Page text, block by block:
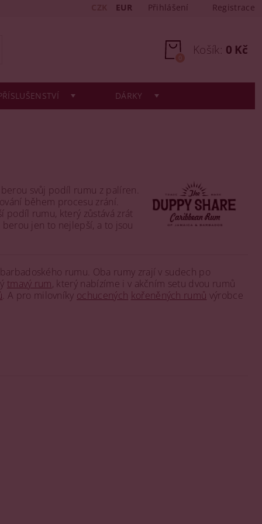
EUR Přihlášení Registrace
Košík: 0 Kč
0
DÁRKY
svůj podíl rumu z palíren.
během procesu zrání.
podíl rumu, který zůstává zrát
jen to nejlepší, a to jsou
rumu. Oba rumy zrají v sudech po
tmavý rum, který nabízíme i v akčním setu dvou rumů
. A pro milovníky ochucených kořeněných rumů výrobce